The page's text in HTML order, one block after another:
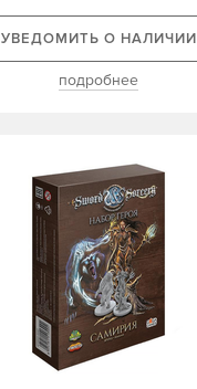
УВЕДОМИТЬ О НАЛИЧИИ
подробнее